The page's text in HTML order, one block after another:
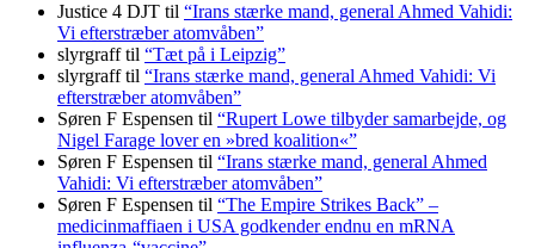
Justice 4 DJT til “Irans stærke mand, general Ahmed Vahidi:
Vi efterstræber atomvåben”
slyrgrafftil “Tæt på i Leipzig”
slyrgrafftil “Irans stærke mand, general Ahmed Vahidi: Vi
efterstræber atomvåben”
Søren F Espensen til “Rupert Lowe tilbyder samarbejde, og
Nigel Farage lover en »bred koalition«”
Søren F Espensen til “Irans stærke mand, general Ahmed
Vahidi: Vi efterstræber atomvåben”
Søren F Espensen til “The Empire Strikes Back” –
medicinmaffiaen i USA godkender endnu en mRNA